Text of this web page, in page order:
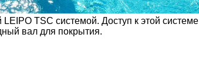
TSC системой. Доступ к этой
вал для покрытия.